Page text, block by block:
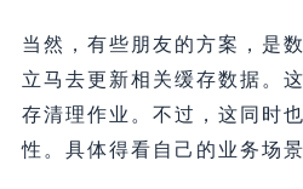
当然，有些朋友的方案，是
立马去更新相关缓存数据。
存清理作业。不过，这同时
性。具体得看自己的业务场